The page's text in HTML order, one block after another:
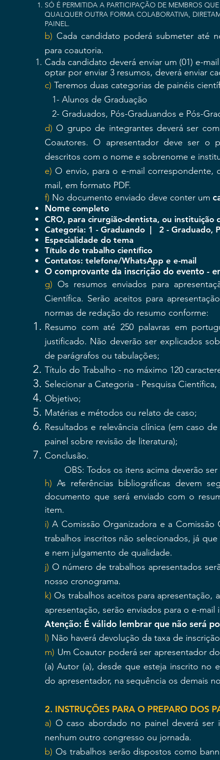
SÓ É PERMITIDA A PARTICIPAÇÃO DE MEMBROS
QUALQUER OUTRA FORMA COLABORATIVA,
PAINEL.
b) Cada candidato poderá submeter até
para coautoria.
Cada candidato deverá enviar um (01) e-
optar por enviar 3 resumos, deverá enviar
c) Teremos duas categorias de painéis
1- Alunos de Graduação
2- Graduados, Pós-Graduandos e Pós-
d) O grupo de integrantes deverá ser
Coautores. O apresentador deve ser o
descritos com o nome e sobrenome e
e) O envio, para o e-mail correspondente,
mail, em formato PDF.
f) No documento enviado deve conter um
Nome completo
CRO, para cirurgião-dentista, ou instituição
Categoria: 1 - Graduando
2 - Graduado,
Especialidade do tema
Título do trabalho científico
Contatos: telefone/WhatsApp e e-mail
O comprovante da inscrição do evento -
g) Os resumos enviados para
Científica. Serão aceitos para
normas de redação do resumo conforme:
Resumo com até 250 palavras em
justificado. Não deverão ser explicados
de parágrafos ou tabulações;
Título do Trabalho - no máximo 120
Selecionar a Categoria - Pesquisa
Objetivo;
Matérias e métodos ou relato de caso;
Resultados e relevância clínica (em caso
painel sobre revisão de literatura);
Conclusão.
OBS: Todos os itens acima deverão
h) As referências bibliográficas devem
documento que será enviado com o
item.
i)A Comissão Organizadora e a
trabalhos inscritos não selecionados, já
e nem julgamento de qualidade.
j) O número de trabalhos apresentados
nosso cronograma.
k) Os trabalhos aceitos para apresentação,
apresentação, serão enviados para o e-
Atenção: É válido lembrar que não será
l) Não haverá devolução da taxa de
m) Um Coautor poderá ser apresentador
(a) Autor (a), desde que esteja inscrito no
do apresentador, na sequência os demais
2. INSTRUÇÕES PARA O PREPARO DOS
a) O caso abordado no painel deverá
nenhum outro congresso ou jornada.
b) Os trabalhos serão dispostos como